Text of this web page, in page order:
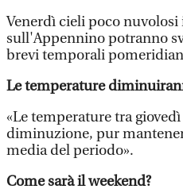
Venerdì cieli poco
sull'Appennino potranno
brevi temporali
Le temperature
«Le temperature tra
diminuzione, pur
media del periodo».
Come sarà il weekend?